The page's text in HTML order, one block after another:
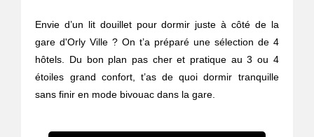
Envie d’un lit douillet pour dormir juste à côté de la
gare d'Orly Ville ? On t’a préparé une sélection de 4
hôtels. Du bon plan pas cher et pratique au 3 ou 4
étoiles grand confort, t’as de quoi dormir tranquille
sans finir en mode bivouac dans la gare.